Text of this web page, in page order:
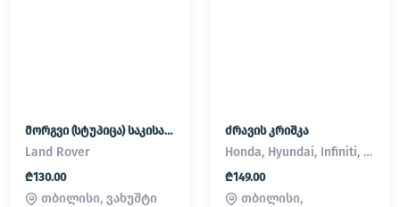
მორგვი (სტუპიცა) საკისარი Land Rover / Range Rover
Land Rover
₾130.00
თბილისი, ვახუშტი
ძრავის კრიშკა
Honda, Hyundai, Infiniti, Kia, Lexus, Mazda, Mitsubishi, Nissan, Subaru, Suzuki, Toyota
₾149.00
თბილისი,